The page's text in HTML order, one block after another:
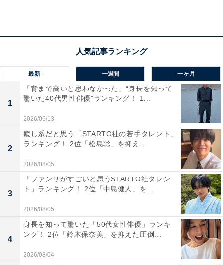
ろ、との声が集まりました。
また、「人間の声では表現出来ない、耳で反響するよう
な秘、神的で透明感のある歌声が良いと思います（25歳
女性）」「とにかくくせになる声色（25歳女性）」「機
械音であるのに、どこか情緒豊かな声が魅力的である
（21歳女性）」などのコメントも寄せられました。
最新 一週間 一ヶ月
1
「背まで高いと思わなかった」“身長を知って
驚いた40代男性俳優”ランキング！ 1...
2026/06/13
2
癒し系だと思う「STARTO社の若手タレント」
ランキング！ 2位「松島聡」を抑え...
2026/08/05
3
「ファンサがすごいと思うSTARTO社タレン
ト」ランキング！ 2位「中島健人」を...
2026/08/05
4
身長を知って驚いた「50代女性俳優」ランキ
ング！ 2位「鈴木保奈美」を抑えた圧倒...
2026/08/04